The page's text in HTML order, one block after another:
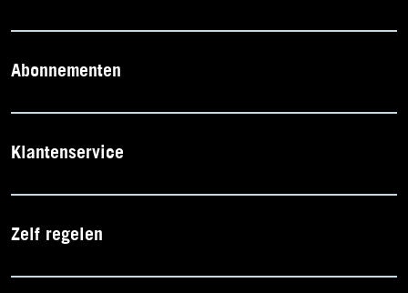
Abonnementen
Klantenservice
Zelf regelen